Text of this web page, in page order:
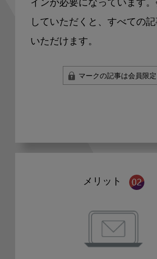
インが必要になっています
していただくと、すべての
いただけます。
マークの記事は会員限定
メリット